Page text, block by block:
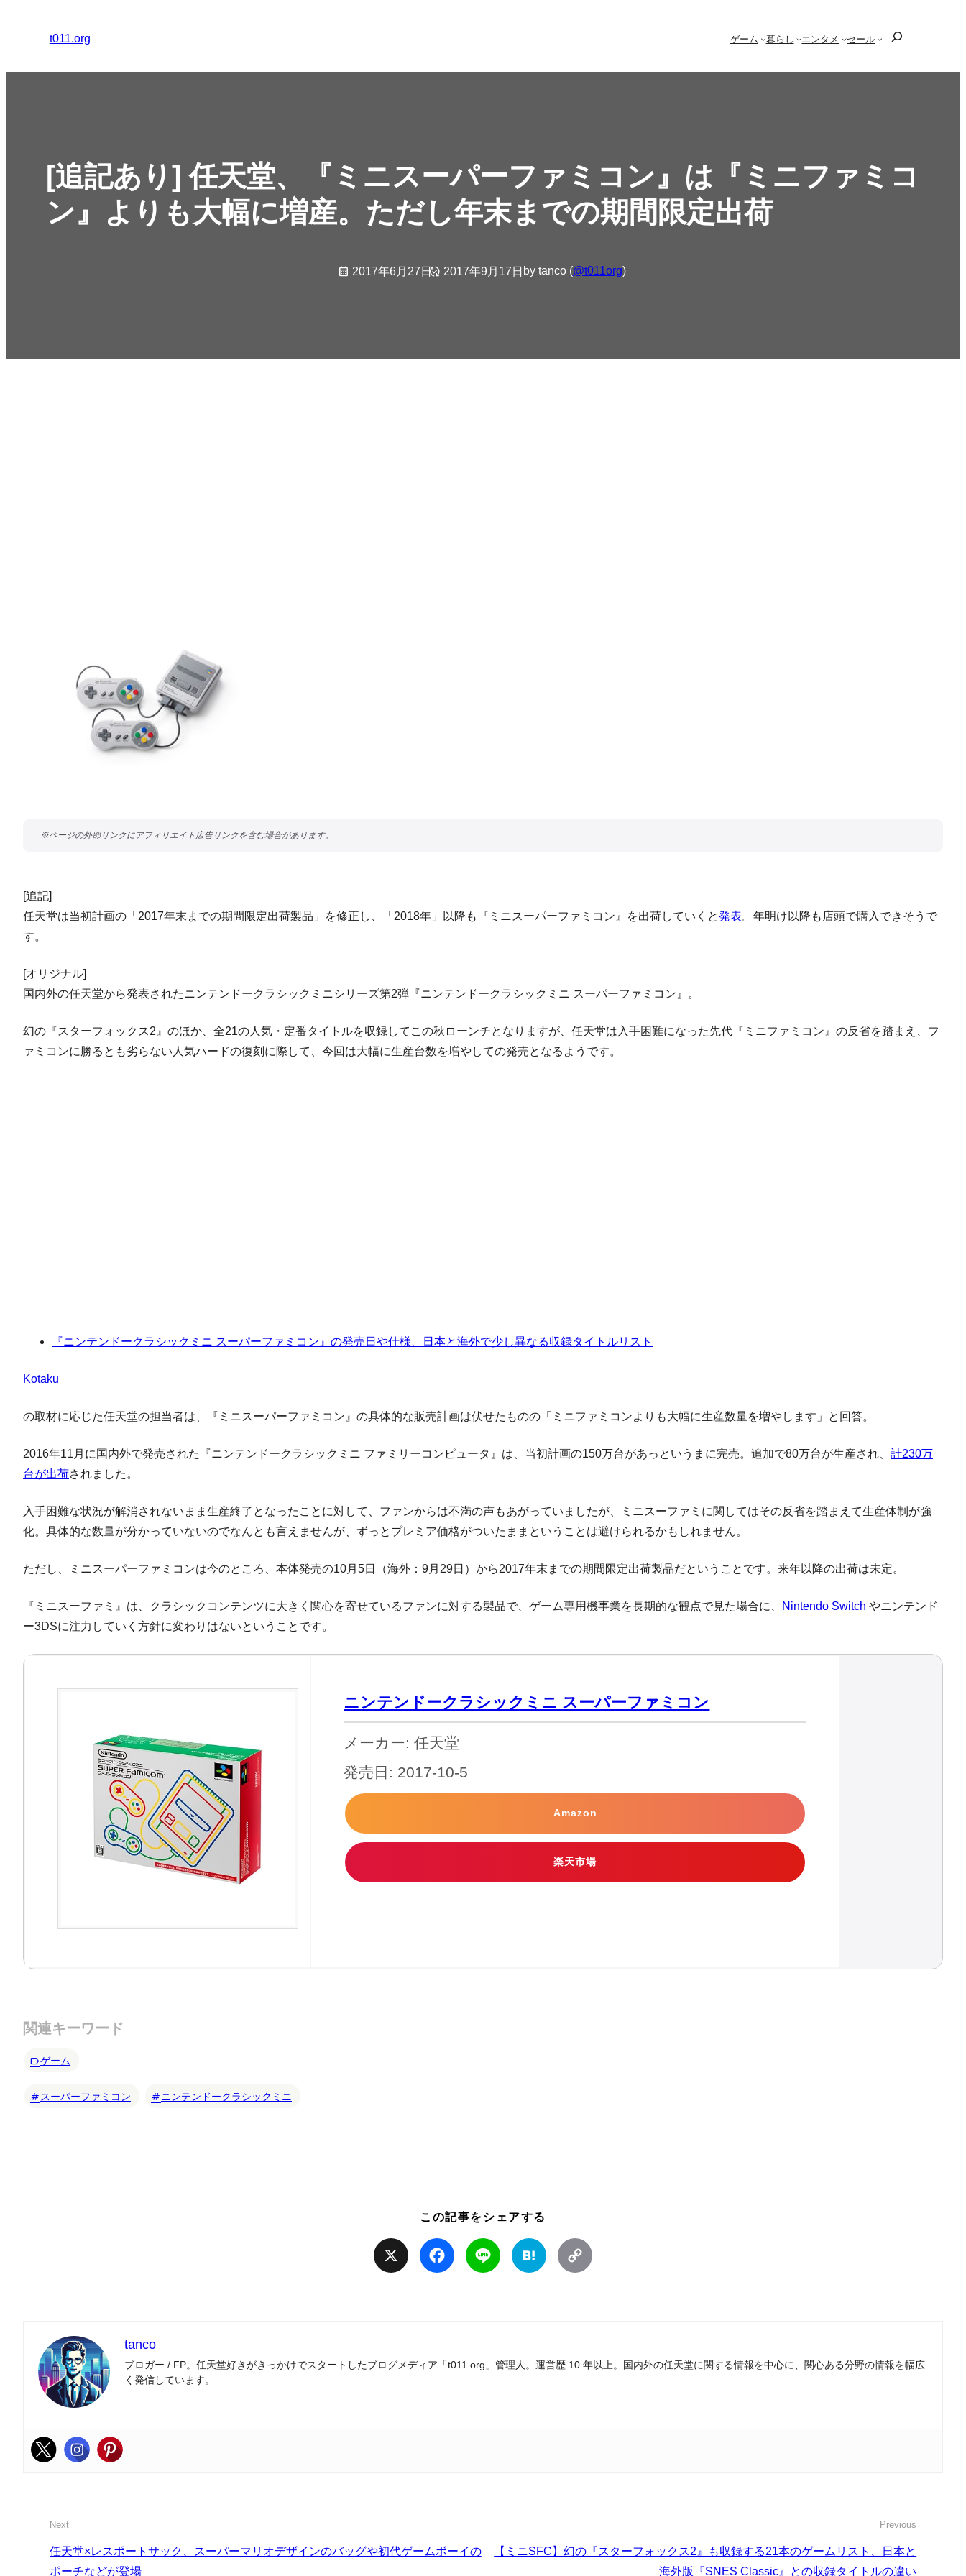
ス
t011.org ゲーム 暮らし エンタメ セール
[追記あり] 任天堂、『ミニスーパーファミコン』は『ミニファミコ
ン』よりも大幅に増産。ただし年末までの期間限定出荷
2017年6月27日 2017年9月17日 by tanco (@t011org)
[追記]
任天堂は当初計画の「2017年末までの期間限定出荷製品」を修正し、「2018年」以降も『ミニスーパーファミコン』を出荷していくと発表。年明け以降も店頭で購入できそうで
す。
[オリジナル]
国内外の任天堂から発表されたニンテンドークラシックミニシリーズ第2弾『ニンテンドークラシックミニ スーパーファミコン』。
幻の『スターフォックス2』のほか、全21の人気・定番タイトルを収録してこの秋ローンチとなりますが、任天堂は入手困難になった先代『ミニファミコン』の反省を踏まえ、フ
ァミコンに勝るとも劣らない人気ハードの復刻に際して、今回は大幅に生産台数を増やしての発売となるようです。
『ニンテンドークラシックミニ スーパーファミコン』の発売日や仕様、日本と海外で少し異なる収録タイトルリスト
Kotaku
の取材に応じた任天堂の担当者は、『ミニスーパーファミコン』の具体的な販売計画は伏せたものの「ミニファミコンよりも大幅に生産数量を増やします」と回答。
2016年11月に国内外で発売された『ニンテンドークラシックミニ ファミリーコンピュータ』は、当初計画の150万台があっというまに完売。追加で80万台が生産され、 計230万
台が出荷されました。
入手困難な状況が解消されないまま生産終了となったことに対して、ファンからは不満の声もあがっていましたが、ミニスーファミに関してはその反省を踏まえて生産体制が強
化。具体的な数量が分かっていないのでなんとも言えませんが、ずっとプレミア価格がついたままということは避けられるかもしれません。
ただし、ミニスーパーファミコンは今のところ、本体発売の10月5日（海外：9月29日）から2017年末までの期間限定出荷製品だということです。来年以降の出荷は未定。
『ミニスーファミ』は、クラシックコンテンツに大きく関心を寄せているファンに対する製品で、ゲーム専用機事業を長期的な観点で見た場合に、 Nintendo Switch やニンテンド
ー3DSに注力していく方針に変わりはないということです。
ニンテンドークラシックミニ スーパーファミコン
メーカー: 任天堂
発売日: 2017-10-5
Amazon
楽天市場
関連キーワード
ゲーム
スーパーファミコン ニンテンドークラシックミニ
この記事をシェアする
Facebook Line Hatena
tanco
ブロガー / FP。任天堂好きがきっかけでスタートしたブログメディア「t011.org」管理人。運営歴 10 年以上。国内外の任天堂に関する情報を中心に、関心ある分野の情報を幅広
く発信しています。
Next
任天堂×レスポートサック、スーパーマリオデザインのバッグや初代ゲームボーイの
ポーチなどが登場
Previous
【ミニSFC】幻の『スターフォックス2』も収録する21本のゲームリスト、日本と
海外版『SNES Classic』との収録タイトルの違い